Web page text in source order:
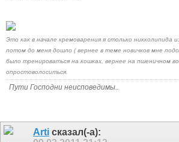
Это как в начале кремоварения я столько никколипида
потом до меня дошло ( вернее в теме новичков мне
было тренироваться на кошках, вернее на пшеничном
опростоволоситься.
Пути Господни неисповедимы..
Arti сказал(-а):